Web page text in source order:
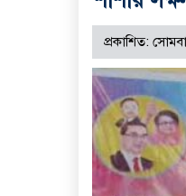
প্রকাশিত: